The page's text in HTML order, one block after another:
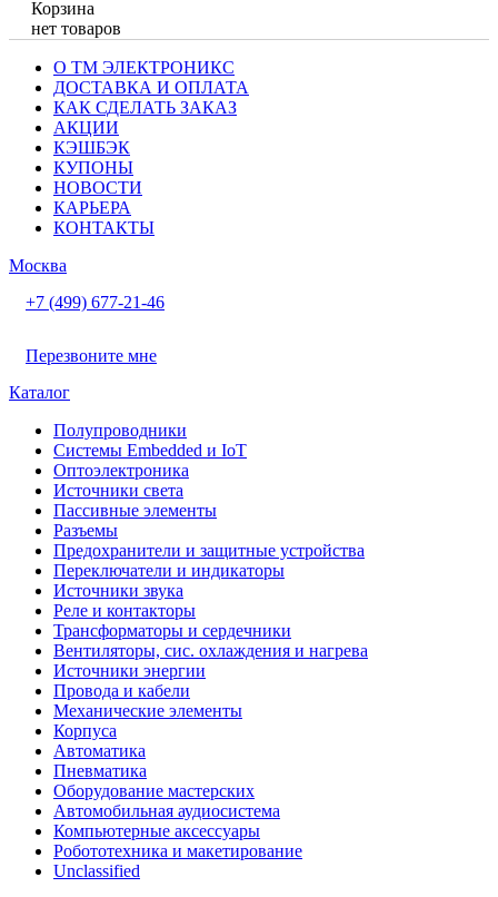
Корзина
нет товаров
О ТМ ЭЛЕКТРОНИКС
ДОСТАВКА И ОПЛАТА
КАК СДЕЛАТЬ ЗАКАЗ
АКЦИИ
КЭШБЭК
КУПОНЫ
НОВОСТИ
КАРЬЕРА
КОНТАКТЫ
Москва
+7 (499) 677-21-46
Перезвоните мне
Каталог
Полупроводники
Системы Embedded и IoT
Oптоэлектроника
Источники света
Пассивные элементы
Разъeмы
Предохранители и защитные устройства
Переключатели и индикаторы
Источники звука
Реле и контакторы
Трансформаторы и сердечники
Вентиляторы, сис. охлаждения и нагрева
Источники энергии
Провода и кабели
Механические элементы
Корпуса
Автоматика
Пневматика
Оборудование мастерских
Автомобильная аудиосистема
Компьютерные аксессуары
Робототехника и макетирование
Unclassified